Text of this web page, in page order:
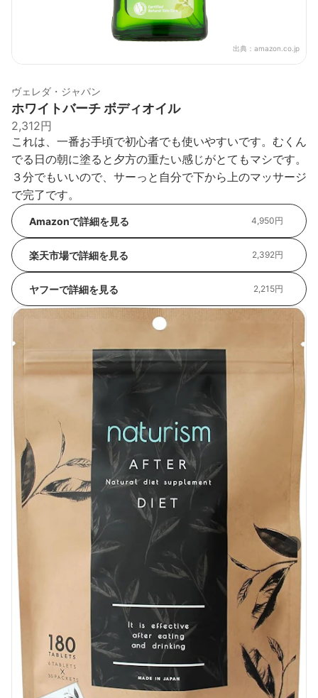
出典： amazon.co.jp
ヴェレダ・ジャパン
ホワイトバーチ ボディオイル
2,312円
これは、一番お手頃で初心者でも使いやすいです。むくん
でる日の朝に塗ると夕方の重たい感じがとてもマシです。
３分でもいいので、サーっと自分で下から上のマッサージ
で完了です。
Amazonで詳細を見る 4,950円
楽天市場で詳細を見る 2,392円
ヤフーで詳細を見る 2,215円